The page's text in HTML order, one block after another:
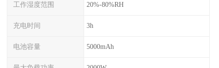
工作湿度范围 20%-80%RH
充电时间 3h
电池容量 5000mAh